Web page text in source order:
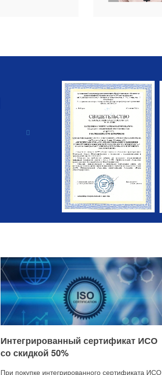
Интегрированный сертификат ИСО
со скидкой 50%
При покупке интегрированного сертификата ИСО